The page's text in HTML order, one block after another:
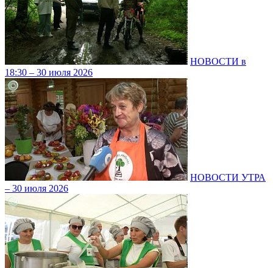
НОВОСТИ в
18:30 – 30 июля 2026
НОВОСТИ УТРА
– 30 июля 2026